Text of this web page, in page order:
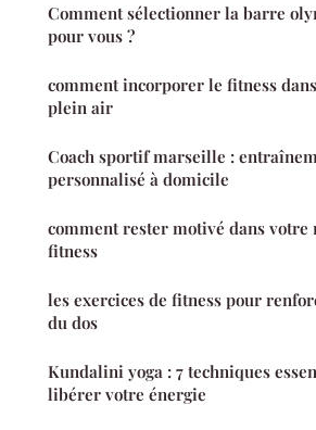
Comment sélectionner la barre
pour vous ?
comment incorporer le fitness
plein air
Coach sportif marseille :
personnalisé à domicile
comment rester motivé dans votre
fitness
les exercices de fitness pour
du dos
Kundalini yoga : 7 techniques
libérer votre énergie